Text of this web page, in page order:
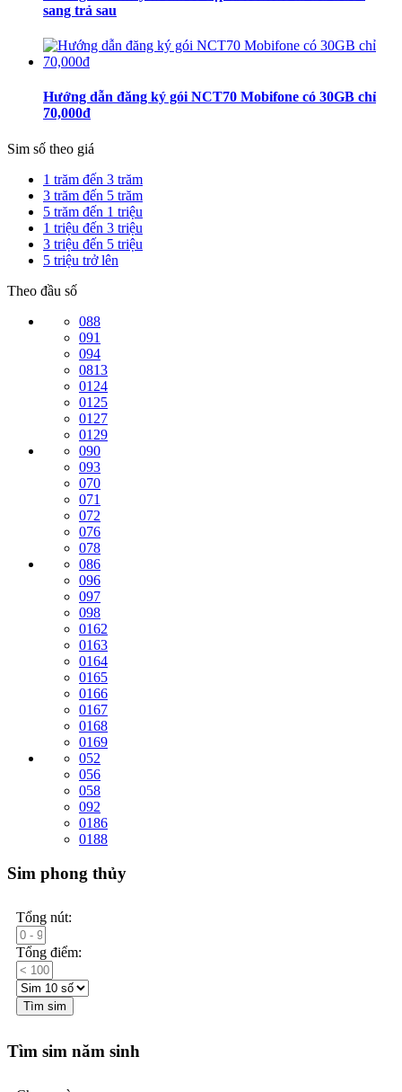
sang trả sau
Hướng dẫn đăng ký gói NCT70 Mobifone có 30GB chỉ
70,000đ
Sim số theo giá
1 trăm đến 3 trăm
3 trăm đến 5 trăm
5 trăm đến 1 triệu
1 triệu đến 3 triệu
3 triệu đến 5 triệu
5 triệu trở lên
Theo đầu số
088
091
094
0813
0124
0125
0127
0129
090
093
070
071
072
076
078
086
096
097
098
0162
0163
0164
0165
0166
0167
0168
0169
052
056
058
092
0186
0188
Sim phong thủy
Tổng nút:
Tổng điểm:
Tìm sim
Tìm sim năm sinh